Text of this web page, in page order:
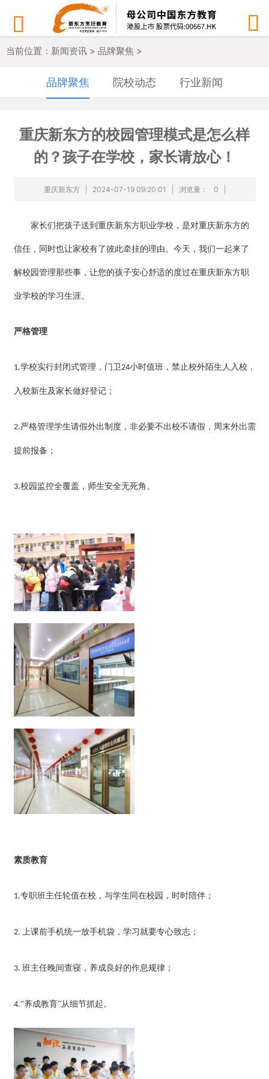
 
当前位置： 新闻资讯 > 品牌聚焦 >
品牌聚焦 院校动态 行业新闻
重庆新东方的校园管理模式是怎么样
的？孩子在学校，家长请放心！
重庆新东方 2024-07-19 09:20:01 浏览量： 0
家长们把孩子送到 重庆新东方职业学校，是对重庆新东方的
信任，同时也让家校有了彼此牵挂的理由。今天，我们一起来了
解校园管理那些事，让您的孩子安心舒适的度过在重庆新东方职
业学校的学习生涯。
严格管理
1.学校实行封闭式管理，门卫24小时值班，禁止校外陌生人入校，
入校新生及家长做好登记；
2.严格管理学生请假外出制度，非必要不出校不请假，周末外出需
提前报备；
3.校园监控全覆盖，师生安全无死角。
素质教育
1.专职班主任轮值在校，与学生同在校园，时时陪伴；
2. 上课前手机统一放手机袋，学习就要专心致志；
3. 班主任晚间查寝，养成良好的作息规律；
4.“养成教育”从细节抓起。